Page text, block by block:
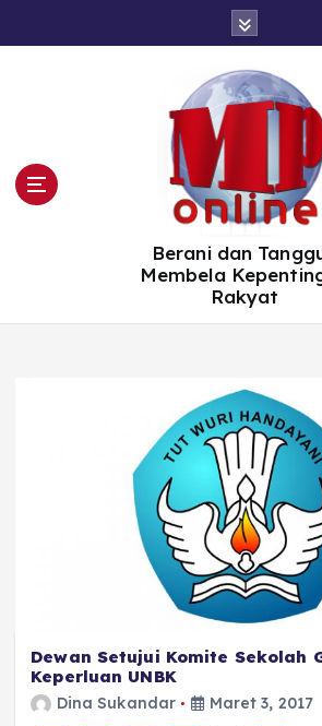
Berani dan
Membela
Rakyat
Dewan Setujui Komite Sekolah
Keperluan UNBK
Dina Sukandar Maret 3, 2017